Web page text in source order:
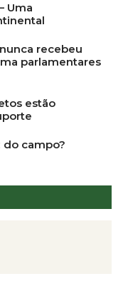
Uma
nunca recebeu
parlamentares
estão
do campo?